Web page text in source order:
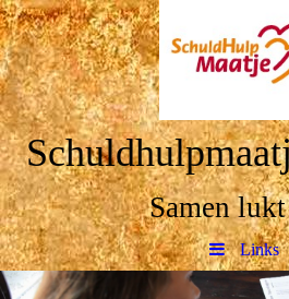
Samen
Links